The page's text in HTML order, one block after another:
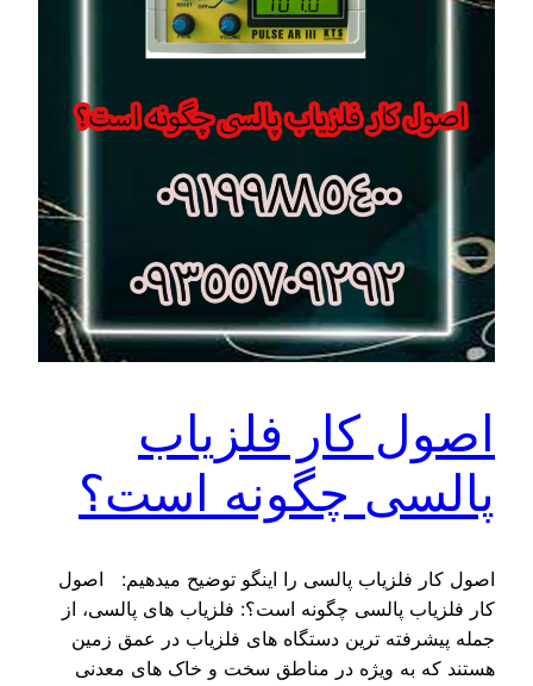
اصول کار فلزیاب
پالسی چگونه است؟
اصول کار فلزیاب پالسی را اینگو توضیح میدهیم: اصول
کار فلزیاب پالسی چگونه است؟: فلزیاب‌ های پالسی، از
جمله پیشرفته‌ ترین دستگاه های فلزیاب در عمق زمین
هستند که به‌ ویژه در مناطق سخت و خاک‌ های معدنی